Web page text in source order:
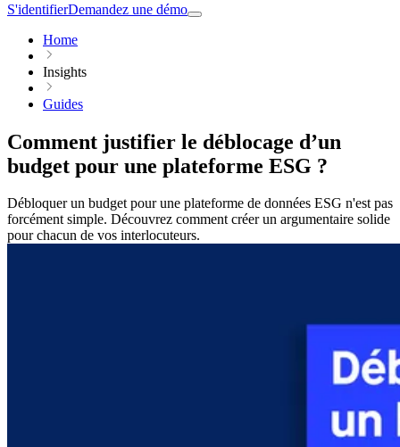
S'identifierDemandez une démo
Home
Insights
Guides
Comment justifier le déblocage d’un
budget pour une plateforme ESG ?
Débloquer un budget pour une plateforme de données ESG n'est pas
forcément simple. Découvrez comment créer un argumentaire solide
pour chacun de vos interlocuteurs.